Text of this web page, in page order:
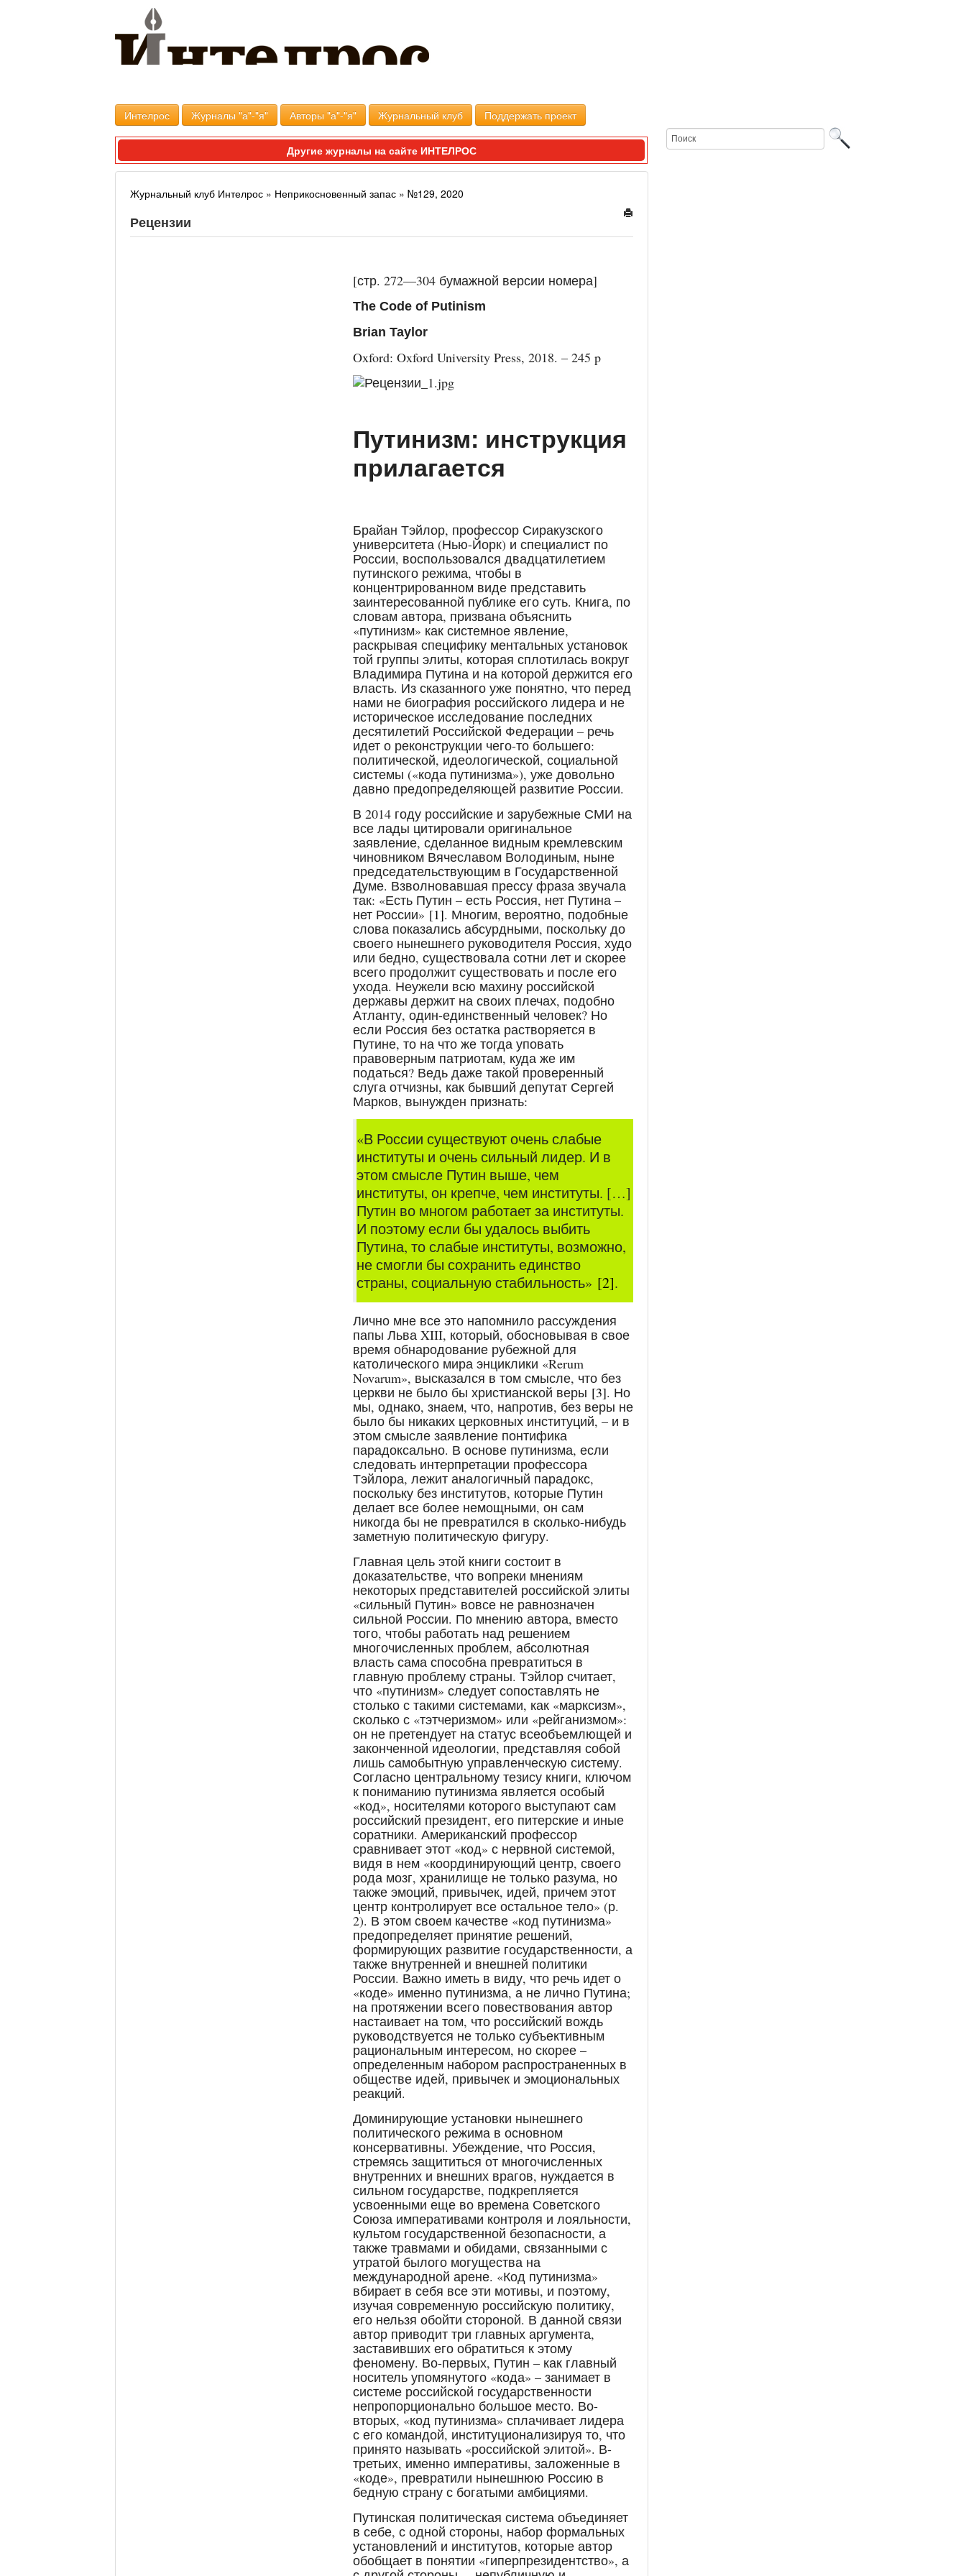
Интелрос Журналы "а"-"я" Авторы "а"-"я" Журнальный клуб Поддержать проект
Другие журналы на сайте ИНТЕЛРОС
Журнальный клуб Интелрос » Неприкосновенный запас » №129, 2020
Рецензии
[стр. 272—304 бумажной версии номера]
The Code of Putinism
Brian Taylor
Oxford: Oxford University Press, 2018. – 245 p
Путинизм: инструкция
прилагается
Брайан Тэйлор, профессор Сиракузского
университета (Нью-Йорк) и специалист по
России, воспользовался двадцатилетием
путинского режима, чтобы в
концентрированном виде представить
заинтересованной публике его суть. Книга, по
словам автора, призвана объяснить
«путинизм» как системное явление,
раскрывая специфику ментальных установок
той группы элиты, которая сплотилась вокруг
Владимира Путина и на которой держится его
власть. Из сказанного уже понятно, что перед
нами не биография российского лидера и не
историческое исследование последних
десятилетий Российской Федерации – речь
идет о реконструкции чего-то большего:
политической, идеологической, социальной
системы («кода путинизма»), уже довольно
давно предопределяющей развитие России.
В 2014 году российские и зарубежные СМИ на
все лады цитировали оригинальное
заявление, сделанное видным кремлевским
чиновником Вячеславом Володиным, ныне
председательствующим в Государственной
Думе. Взволновавшая прессу фраза звучала
так: «Есть Путин – есть Россия, нет Путина –
нет России» [1]. Многим, вероятно, подобные
слова показались абсурдными, поскольку до
своего нынешнего руководителя Россия, худо
или бедно, существовала сотни лет и скорее
всего продолжит существовать и после его
ухода. Неужели всю махину российской
державы держит на своих плечах, подобно
Атланту, один-единственный человек? Но
если Россия без остатка растворяется в
Путине, то на что же тогда уповать
правоверным патриотам, куда же им
податься? Ведь даже такой проверенный
слуга отчизны, как бывший депутат Сергей
Марков, вынужден признать:
«В России существуют очень слабые
институты и очень сильный лидер. И в
этом смысле Путин выше, чем
институты, он крепче, чем институты. […]
Путин во многом работает за институты.
И поэтому если бы удалось выбить
Путина, то слабые институты, возможно,
не смогли бы сохранить единство
страны, социальную стабильность» [2].
Лично мне все это напомнило рассуждения
папы Льва XIII, который, обосновывая в свое
время обнародование рубежной для
католического мира энциклики «Rerum
Novarum», высказался в том смысле, что без
церкви не было бы христианской веры [3]. Но
мы, однако, знаем, что, напротив, без веры не
было бы никаких церковных институций, – и в
этом смысле заявление понтифика
парадоксально. В основе путинизма, если
следовать интерпретации профессора
Тэйлора, лежит аналогичный парадокс,
поскольку без институтов, которые Путин
делает все более немощными, он сам
никогда бы не превратился в сколько-нибудь
заметную политическую фигуру.
Главная цель этой книги состоит в
доказательстве, что вопреки мнениям
некоторых представителей российской элиты
«сильный Путин» вовсе не равнозначен
сильной России. По мнению автора, вместо
того, чтобы работать над решением
многочисленных проблем, абсолютная
власть сама способна превратиться в
главную проблему страны. Тэйлор считает,
что «путинизм» следует сопоставлять не
столько с такими системами, как «марксизм»,
сколько с «тэтчеризмом» или «рейганизмом»:
он не претендует на статус всеобъемлющей и
законченной идеологии, представляя собой
лишь самобытную управленческую систему.
Согласно центральному тезису книги, ключом
к пониманию путинизма является особый
«код», носителями которого выступают сам
российский президент, его питерские и иные
соратники. Американский профессор
сравнивает этот «код» с нервной системой,
видя в нем «координирующий центр, своего
рода мозг, хранилище не только разума, но
также эмоций, привычек, идей, причем этот
центр контролирует все остальное тело» (р.
2). В этом своем качестве «код путинизма»
предопределяет принятие решений,
формирующих развитие государственности, а
также внутренней и внешней политики
России. Важно иметь в виду, что речь идет о
«коде» именно путинизма, а не лично Путина;
на протяжении всего повествования автор
настаивает на том, что российский вождь
руководствуется не только субъективным
рациональным интересом, но скорее –
определенным набором распространенных в
обществе идей, привычек и эмоциональных
реакций.
Доминирующие установки нынешнего
политического режима в основном
консервативны. Убеждение, что Россия,
стремясь защититься от многочисленных
внутренних и внешних врагов, нуждается в
сильном государстве, подкрепляется
усвоенными еще во времена Советского
Союза императивами контроля и лояльности,
культом государственной безопасности, а
также травмами и обидами, связанными с
утратой былого могущества на
международной арене. «Код путинизма»
вбирает в себя все эти мотивы, и поэтому,
изучая современную российскую политику,
его нельзя обойти стороной. В данной связи
автор приводит три главных аргумента,
заставивших его обратиться к этому
феномену. Во-первых, Путин – как главный
носитель упомянутого «кода» – занимает в
системе российской государственности
непропорционально большое место. Во-
вторых, «код путинизма» сплачивает лидера
с его командой, институционализируя то, что
принято называть «российской элитой». В-
третьих, именно императивы, заложенные в
«коде», превратили нынешнюю Россию в
бедную страну с богатыми амбициями.
Путинская политическая система объединяет
в себе, с одной стороны, набор формальных
установлений и институтов, которые автор
обобщает в понятии «гиперпрезидентство», а